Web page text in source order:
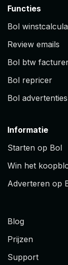
Functies
Bol
Review emails
Bol btw
Bol repricer
Bol
Informatie
Starten op Bol
Win het
Adverteren op
Blog
Prijzen
Support